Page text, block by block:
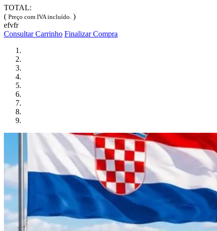
TOTAL:
( Preço com IVA incluído. )
efvfr
Consultar Carrinho Finalizar Compra